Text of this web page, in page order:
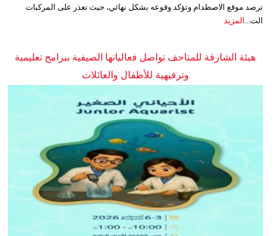
ترصد موقع الاصطدام وتؤكد وقوعه بشكل نهائي، حيث تعذر على المركبات
الت... المزيد
هيئة الشارقة للمتاحف تواصل فعالياتها الصيفية ببرامج تعليمية
وترفيهية للأطفال والعائلات